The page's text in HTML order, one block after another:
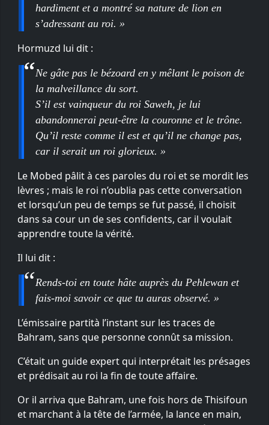
hardiment et a montré sa nature de lion en
s’adressant au roi. »
Hormuzd lui dit :
Ne gâte pas le bézoard en y mêlant le poison de
la malveillance du sort.
S’il est vainqueur du roi Saweh, je lui
abandonnerai peut-être la couronne et le trône.
Qu’il reste comme il est et qu’il ne change pas,
car il serait un roi glorieux. »
Le Mobed pâlit à ces paroles du roi et se mordit les
lèvres ; mais le roi n’oublia pas cette conversation
et lorsqu’un peu de temps se fut passé, il choisit
dans sa cour un de ses confidents, car il voulait
apprendre toute la vérité.
Il lui dit :
Rends-toi en toute hâte auprès du Pehlewan et
fais-moi savoir ce que tu auras observé. »
L’émissaire partità l’instant sur les traces de
Bahram, sans que personne connût sa mission.
C’était un guide expert qui interprétait les présages
et prédisait au roi la fin de toute affaire.
Or il arriva que Bahram, une fois hors de Thisifoun
et marchant à la tête de l’armée, la lance en main,